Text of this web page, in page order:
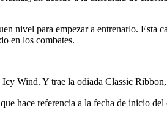
nivel para empezar a entrenarlo. Esta
en los combates.
Wind. Y trae la odiada Classic
hace referencia a la fecha de inicio del